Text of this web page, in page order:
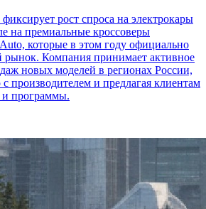
рост спроса на электрокары
на премиальные кроссоверы
которые в этом году официально
Компания принимает активное
новых моделей в регионах России,
с производителем и предлагая клиентам
и программы.